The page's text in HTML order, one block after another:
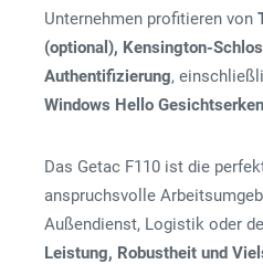
Unternehmen profitieren von
(optional), Kensington-
Authentifizierung,
Windows Hello
Das Getac F110 ist die
anspruchsvolle
Außendienst, Logistik oder
Leistung, Robustheit und